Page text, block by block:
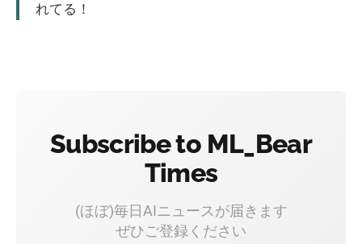
れてる！
Subscribe to ML_Bear
Times
(ほぼ)毎日AIニュースが届きます
ぜひご登録ください